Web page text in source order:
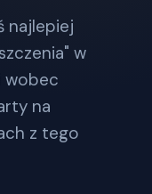
najlepiej
w
wobec
na
z tego